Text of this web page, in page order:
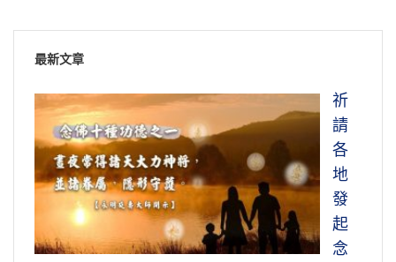
最新文章
祈
請
各
地
發
起
念